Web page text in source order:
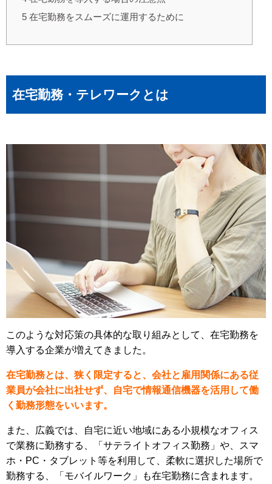
5 在宅勤務をスムーズに運用するために
在宅勤務・テレワークとは
このような対応策の具体的な取り組みとして、在宅勤務を
導入する企業が増えてきました。
在宅勤務とは、狭く限定すると、会社と雇用関係にある従
業員が会社に出社せず、自宅で情報通信機器を活用して働
く勤務形態をいいます。
また、広義では、自宅に近い地域にある小規模なオフィス
で業務に勤務する、「サテライトオフィス勤務」や、スマ
ホ・PC・タブレット等を利用して、柔軟に選択した場所で
勤務する、「モバイルワーク」も在宅勤務に含まれます。